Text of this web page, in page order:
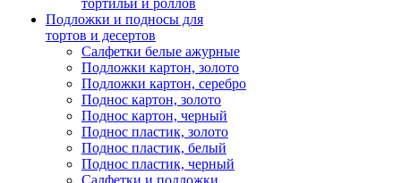
Подложки и подносы для
тортов и десертов
Салфетки белые ажурные
Подложки картон, золото
Подложки картон, серебро
Поднос картон, золото
Поднос картон, черный
Поднос пластик, золото
Поднос пластик, белый
Поднос пластик, черный
Салфетки и подложки